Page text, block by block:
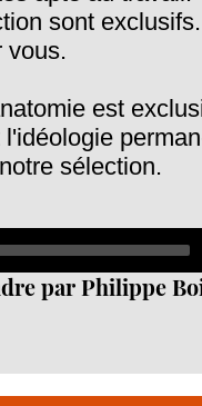
sont exclusifs.
vous.
est
notre sélection.
Player
par Philippe